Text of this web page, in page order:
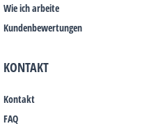
Wie ich arbeite
Kundenbewertungen
KONTAKT
Kontakt
FAQ